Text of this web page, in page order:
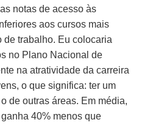
notas de acesso às
aos cursos mais
de trabalho. Eu colocaria
no Plano Nacional de
na atratividade da carreira
o que significa: ter um
de outras áreas. Em média,
40% menos que